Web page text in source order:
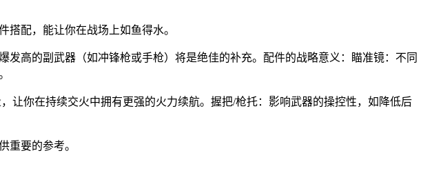
配，能让你在战场上如鱼得水。
高的副武器（如冲锋枪或手枪）将是绝佳的补充。配件的战略意义：瞄准镜：不同
让你在持续交火中拥有更强的火力续航。握把/枪托：影响武器的操控性，如降低后
重要的参考。